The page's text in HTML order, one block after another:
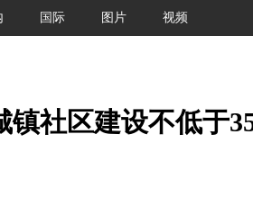
国际 图片 视频
社区建设不低于